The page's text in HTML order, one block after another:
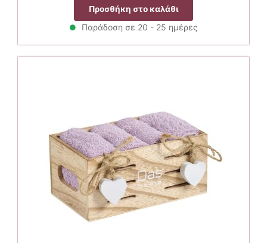
was:
9.90€.
τιμή
είναι:
7.90€.
Προσθήκη στο καλάθι
Παράδοση σε 20 - 25 ημέρες